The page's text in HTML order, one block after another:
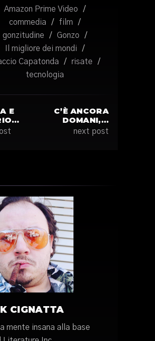
Amazon Prime Video
/
commedia
/ film
/
gonzitudine
/ Gonzo
/
Il migliore dei mondi
/
Capatonda
/ risate
/
tecnologia
E
C’È ANCORA
DOMANI,…
next post
CIGNATTA
mente insana alla base